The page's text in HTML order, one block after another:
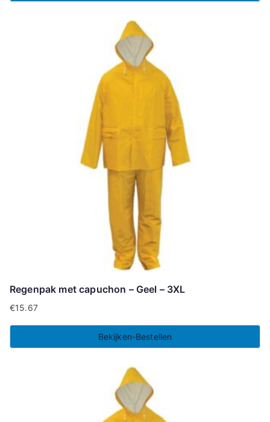
Regenpak met capuchon – Geel – 3XL
€15.67
Bekijken-Bestellen